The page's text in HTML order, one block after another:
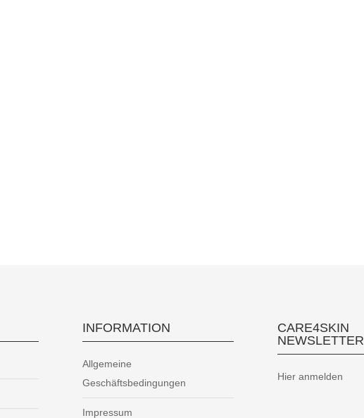
INFORMATION
Allgemeine
Geschäftsbedingungen
Impressum
CARE4SKIN
NEWSLETTER
Hier anmelden